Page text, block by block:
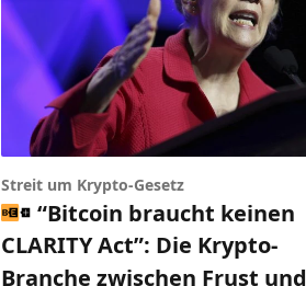
Streit um Krypto-Gesetz
“Bitcoin braucht keinen
CLARITY Act”: Die Krypto-
Branche zwischen Frust und